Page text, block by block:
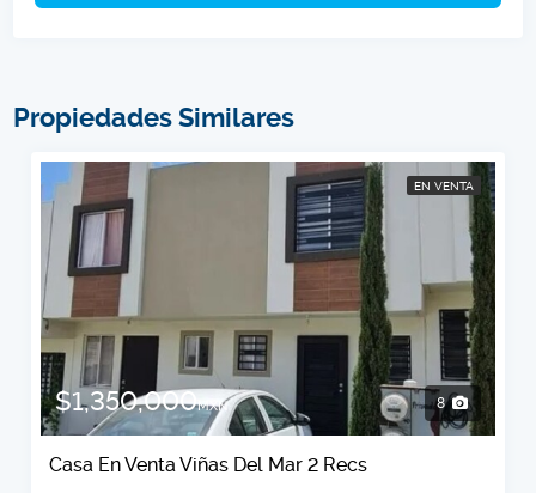
Propiedades Similares
EN VENTA
$1,350,000MXN 8
Casa En Venta Viñas Del Mar 2 Recs